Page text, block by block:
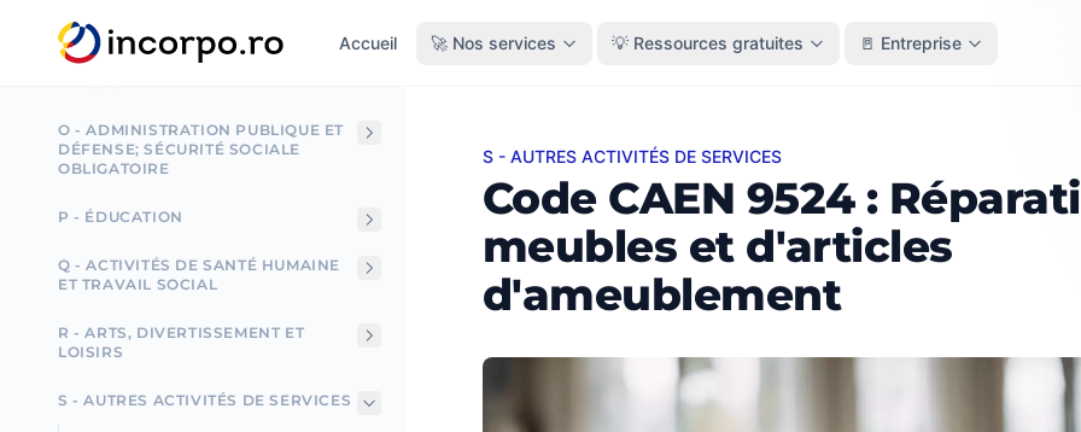
principal
Accueil 🚀 Nos services 💡 Ressources gratuites 🚪 Entreprise
N - ACTIVITÉS ADMINISTRATIVES ET
O - ADMINISTRATION PUBLIQUE ET
DÉFENSE; SÉCURITÉ SOCIALE
OBLIGATOIRE
P - ÉDUCATION
Q - ACTIVITÉS DE SANTÉ HUMAINE
ET TRAVAIL SOCIAL
R - ARTS, DIVERTISSEMENT ET
LOISIRS
S - AUTRES ACTIVITÉS DE SERVICES
Code CAEN 9524 : Réparation de meubles et d'articles
S - AUTRES ACTIVITÉS DE SERVICES
Code CAEN 9524 :
meubles et d'articles
d'ameublement